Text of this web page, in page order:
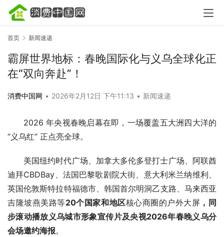
首页 新闻速递
霸屏世界地标：春晚国际化与义乌全球化正
在“双向奔赴”！
消费中国网 • 2026年2月12日 下午11:13 • 新闻速递
2026 年央视春晚启幕在即，一场覆盖五大洲四大洋的
“义乌红” 正点亮全球。
美国纽约时代广场、加拿大多伦多登打士广场、阿联酋
迪拜CBDBay、法国巴黎歌剧院大街、意大利米兰纳维利、
英国伦敦斯特拉特福德市、韩国首尔明洞乙支路、马来西亚
吉隆坡燕美路等20个国家和地区核心商圈的户外大屏 ，同
步滚动播放义乌城市形象宣传片及央视2026年春晚义乌分
会场邀约海报。